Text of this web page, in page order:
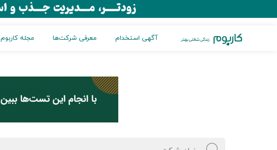
آگهی استخدام معرفی شرکت‌ها مجله کاربوم